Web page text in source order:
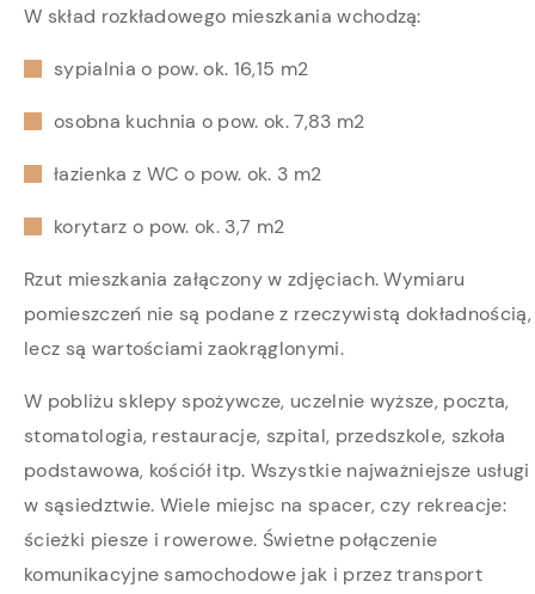
W skład rozkładowego mieszkania wchodzą:
sypialnia o pow. ok. 16,15 m2
osobna kuchnia o pow. ok. 7,83 m2
łazienka z WC o pow. ok. 3 m2
korytarz o pow. ok. 3,7 m2
Rzut mieszkania załączony w zdjęciach. Wymiaru
pomieszczeń nie są podane z rzeczywistą dokładnością,
lecz są wartościami zaokrąglonymi.
W pobliżu sklepy spożywcze, uczelnie wyższe, poczta,
stomatologia, restauracje, szpital, przedszkole, szkoła
podstawowa, kościół itp. Wszystkie najważniejsze usługi
w sąsiedztwie. Wiele miejsc na spacer, czy rekreacje:
ścieżki piesze i rowerowe. Świetne połączenie
komunikacyjne samochodowe jak i przez transport